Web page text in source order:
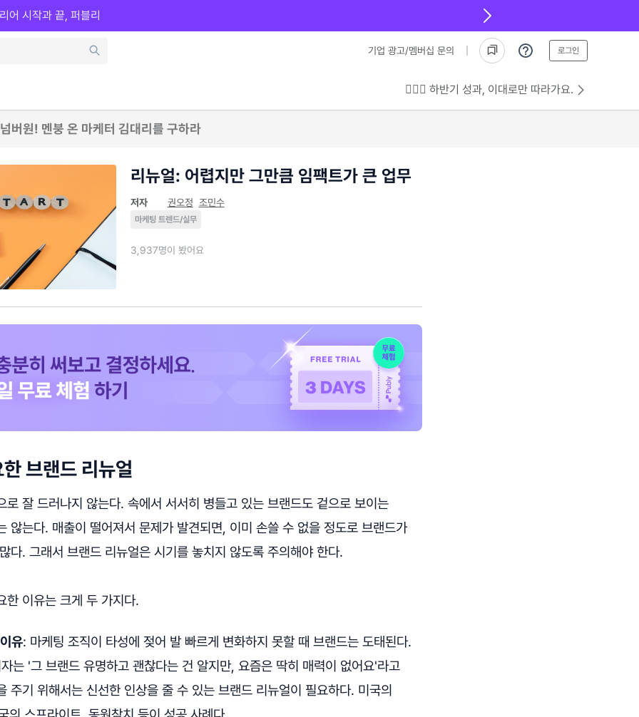
기업 광고/멤버십 문의 로그인
💁🏻‍♂️ 하반기 성과, 이대로만 따라가요.
어 시작과 끝, 퍼블리
버원! 멘붕 온 마케터 김대리를 구하라
리뉴얼: 어렵지만 그만큼 임팩트가 큰 업무
저자 권오정 조민수
마케팅 트렌드/실무
3,937명이 봤어요
브랜드 리뉴얼
로 잘 드러나지 않는다. 속에서 서서히 병들고 있는 브랜드도 겉으로 보이는
않는다. 매출이 떨어져서 문제가 발견되면, 이미 손쓸 수 없을 정도로 브랜드가
다. 그래서 브랜드 리뉴얼은 시기를 놓치지 않도록 주의해야 한다.
한 이유는 크게 두 가지다.
유: 마케팅 조직이 타성에 젖어 발 빠르게 변화하지 못할 때 브랜드는 도태된다.
는 '그 브랜드 유명하고 괜찮다는 건 알지만, 요즘은 딱히 매력이 없어요'라고
주기 위해서는 신선한 인상을 줄 수 있는 브랜드 리뉴얼이 필요하다. 미국의